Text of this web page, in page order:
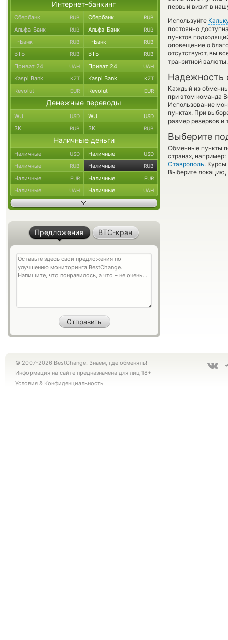
первый визит в
Используйте
постоянно
пунктов
оповещение о
отсутствуют, вы
транзитной валюты.
Надежность
Каждый из
при этом команда
Использование
пунктах. При
размер резервов и
Выберите
Обменные пункты
странах, например:
Ставрополь. Курсы
Выберите локацию,
Интернет-банкинг
Сбербанк RUB Сбербанк RUB
Альфа-Банк RUB Альфа-Банк RUB
Т-Банк RUB Т-Банк RUB
ВТБ RUB ВТБ RUB
Приват 24 UAH Приват 24 UAH
Kaspi Bank KZT Kaspi Bank KZT
Revolut EUR Revolut EUR
Денежные переводы
WU USD WU USD
ЗК RUB ЗК RUB
Наличные деньги
Наличные USD Наличные USD
Наличные RUB Наличные RUB
Наличные EUR Наличные EUR
Наличные UAH Наличные UAH
Предложения BTC-кран
© 2007-2026 BestChange. Знаем, где обменять!
Информация на сайте предназначена для лиц 18+
Условия & Конфиденциальность